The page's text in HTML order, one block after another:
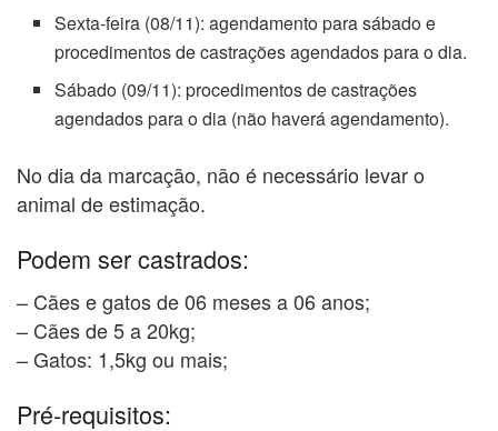
Sexta-feira (08/11): agendamento para sábado e
procedimentos de castrações agendados para o dia.
Sábado (09/11): procedimentos de castrações
agendados para o dia (não haverá agendamento).
No dia da marcação, não é necessário levar o
animal de estimação.
Podem ser castrados:
– Cães e gatos de 06 meses a 06 anos;
– Cães de 5 a 20kg;
– Gatos: 1,5kg ou mais;
Pré-requisitos: